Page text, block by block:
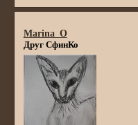
Marina_O
Друг СфинКо